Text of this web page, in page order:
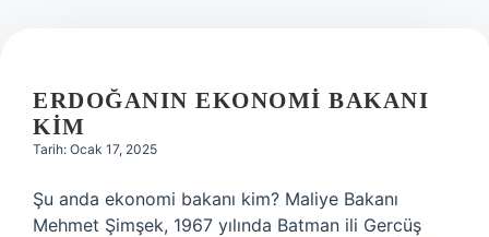
ERDOĞANIN EKONOMI BAKANI
KIM
Tarih: Ocak 17, 2025
Şu anda ekonomi bakanı kim? Maliye Bakanı
Mehmet Şimşek, 1967 yılında Batman ili Gercüş